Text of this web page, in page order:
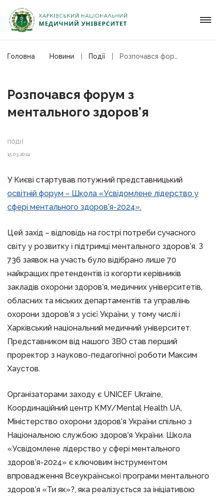
Головна Новини Події
Розпочався форум з
ментального здоров’я
ПОДІЇ
15.03.2024
У Києві стартував потужний представницький
освітній форум – Школа «Усвідомлене лідерство у
сфері ментального здоров’я-2024».
Цей захід – відповідь на гострі потреби сучасного
світу у розвитку і підтримці ментального здоров’я. З
736 заявок на участь було відібрано лише 70
найкращих претендентів із когорти керівників
закладів охорони здоров’я, медичних університетів,
обласних та міських департаментів та управлінь
охорони здоров’я з усієї України, у тому числі і
Харківський національний медичний університет.
Представником від нашого ЗВО став перший
проректор з науково-педагогічної роботи Максим
Хаустов.
Організаторами заходу є UNICEF Ukraine,
Координаційний центр КМУ/Mental Health UA,
Міністерство охорони здоров’я України спільно з
Національною службою здоров’я України. Школа
«Усвідомлене лідерство у сфері ментального
здоров’я-2024» є ключовим інструментом
впровадження Всеукраїнської програми ментального
здоров’я «Ти як»?, яка реалізується за ініціативою